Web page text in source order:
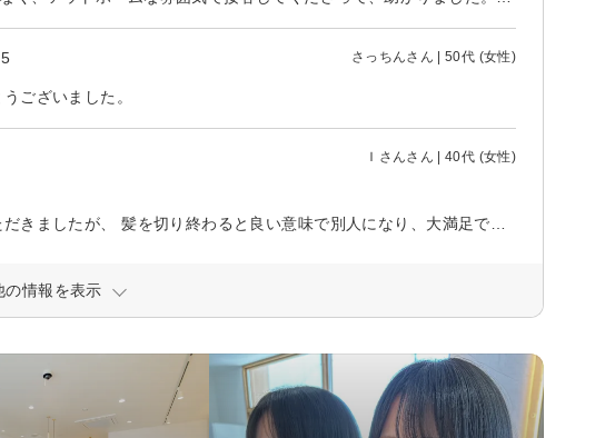
さっちんさん | 50代 (女性)
ございました。
Ｉさんさん | 40代 (女性)
の情報を表示